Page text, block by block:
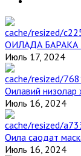
ОИЛАДА БАРАКА
Июль 17, 2024
Оилавий низолар
Июль 16, 2024
Оила саодат
Июль 16, 2024